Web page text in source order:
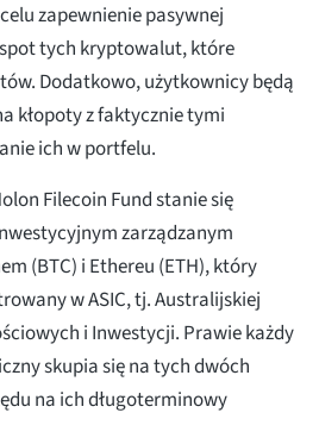
zapewnienie pasywnej
tych kryptowalut, które
Dodatkowo, użytkownicy będą
kłopoty z faktycznie tymi
ich w portfelu.
Filecoin Fund stanie się
zarządzanym
(BTC) i Ethereu (ETH), który
w ASIC, tj. Australijskiej
i Inwestycji. Prawie każdy
skupia się na tych dwóch
na ich długoterminowy